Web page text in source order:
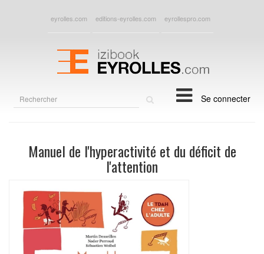
eyrolles.com editions-eyrolles.com eyrollespro.com
Se connecter
Manuel de l'hyperactivité et du déficit de
l'attention